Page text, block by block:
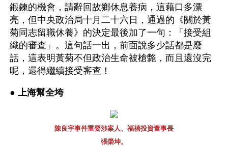
鍛鍊的機會，請辭回故鄉休息養病，這藉口多漂
亮，但中央政治局十月二十六日，通過的《關於黃
菊同志留職休養》的決定最後加了一句：「接受組
織的審查」。這句話一出，前面說多少話都是廢
話，這表明黃菊不但政治生命被槍斃，而且還沒完
呢，還得繼續接受審查！
● 上海幫全垮
陳良宇事件重要涉案人、福禧投資董事長
張榮坤。